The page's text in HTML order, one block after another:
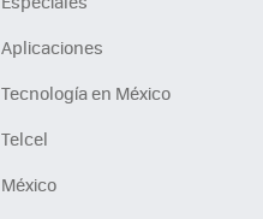
Aplicaciones
Tecnología en México
Telcel
México